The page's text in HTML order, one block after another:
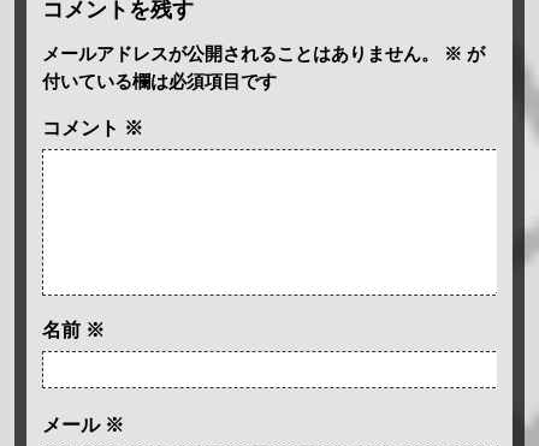
コメントを残す
メールアドレスが公開されることはありません。 ※ が
付いている欄は必須項目です
コメント ※
名前 ※
メール ※